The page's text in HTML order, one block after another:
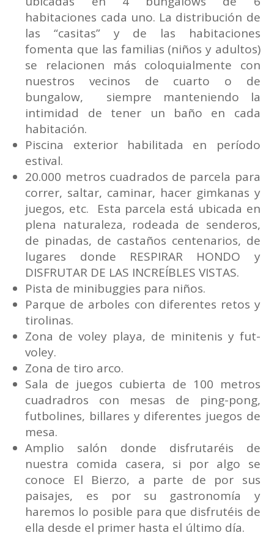
habitaciones cada uno. La distribución de
las “casitas” y de las habitaciones
fomenta que las familias (niños y adultos)
se relacionen más coloquialmente con
nuestros vecinos de cuarto o de
bungalow, siempre manteniendo la
intimidad de tener un baño en cada
habitación.
Piscina exterior habilitada en período
estival.
20.000 metros cuadrados de parcela para
correr, saltar, caminar, hacer gimkanas y
juegos, etc. Esta parcela está ubicada en
plena naturaleza, rodeada de senderos,
de pinadas, de castaños centenarios, de
lugares donde RESPIRAR HONDO y
DISFRUTAR DE LAS INCREÍBLES VISTAS.
Pista de minibuggies para niños.
Parque de arboles con diferentes retos y
tirolinas.
Zona de voley playa, de minitenis y fut-
voley.
Zona de tiro arco.
Sala de juegos cubierta de 100 metros
cuadradros con mesas de ping-pong,
futbolines, billares y diferentes juegos de
mesa.
Amplio salón donde disfrutaréis de
nuestra comida casera, si por algo se
conoce El Bierzo, a parte de por sus
paisajes, es por su gastronomía y
haremos lo posible para que disfrutéis de
ella desde el primer hasta el último día.